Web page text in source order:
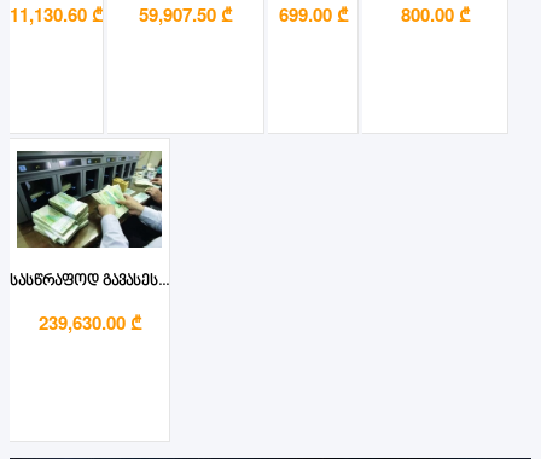
11,130.60 ₾ 59,907.50 ₾ 699.00 ₾ 800.00 ₾
სასწრაფოდ გავასეს...
239,630.00 ₾